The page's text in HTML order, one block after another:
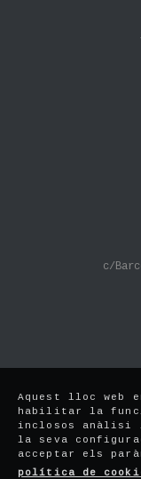
c/
Aquest lloc web
habilitar la
inclosos anàlisi
la seva
acceptar els
política de